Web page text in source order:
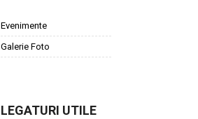
Evenimente
Galerie Foto
LEGATURI UTILE